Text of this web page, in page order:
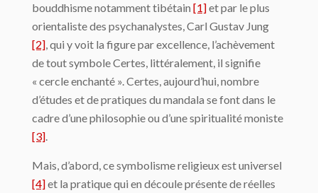
bouddhisme notamment tibétain [1]et par le plus
orientaliste des psychanalystes, Carl Gustav Jung
[2], qui y voit la figure par excellence, l’achèvement
de tout symbole Certes, littéralement, il signifie
« cercle enchanté ». Certes, aujourd’hui, nombre
d’études et de pratiques du mandala se font dans le
cadre d’une philosophie ou d’une spiritualité moniste
[3].
Mais, d’abord, ce symbolisme religieux est universel
[4]et la pratique qui en découle présente de réelles